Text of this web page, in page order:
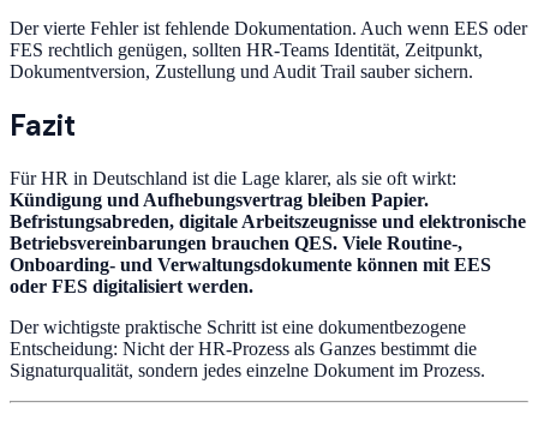
Der vierte Fehler ist fehlende Dokumentation. Auch wenn EES oder
FES rechtlich genügen, sollten HR-Teams Identität, Zeitpunkt,
Dokumentversion, Zustellung und Audit Trail sauber sichern.
Fazit
Für HR in Deutschland ist die Lage klarer, als sie oft wirkt:
Kündigung und Aufhebungsvertrag bleiben Papier.
Befristungsabreden, digitale Arbeitszeugnisse und elektronische
Betriebsvereinbarungen brauchen QES. Viele Routine-,
Onboarding- und Verwaltungsdokumente können mit EES
oder FES digitalisiert werden.
Der wichtigste praktische Schritt ist eine dokumentbezogene
Entscheidung: Nicht der HR-Prozess als Ganzes bestimmt die
Signaturqualität, sondern jedes einzelne Dokument im Prozess.